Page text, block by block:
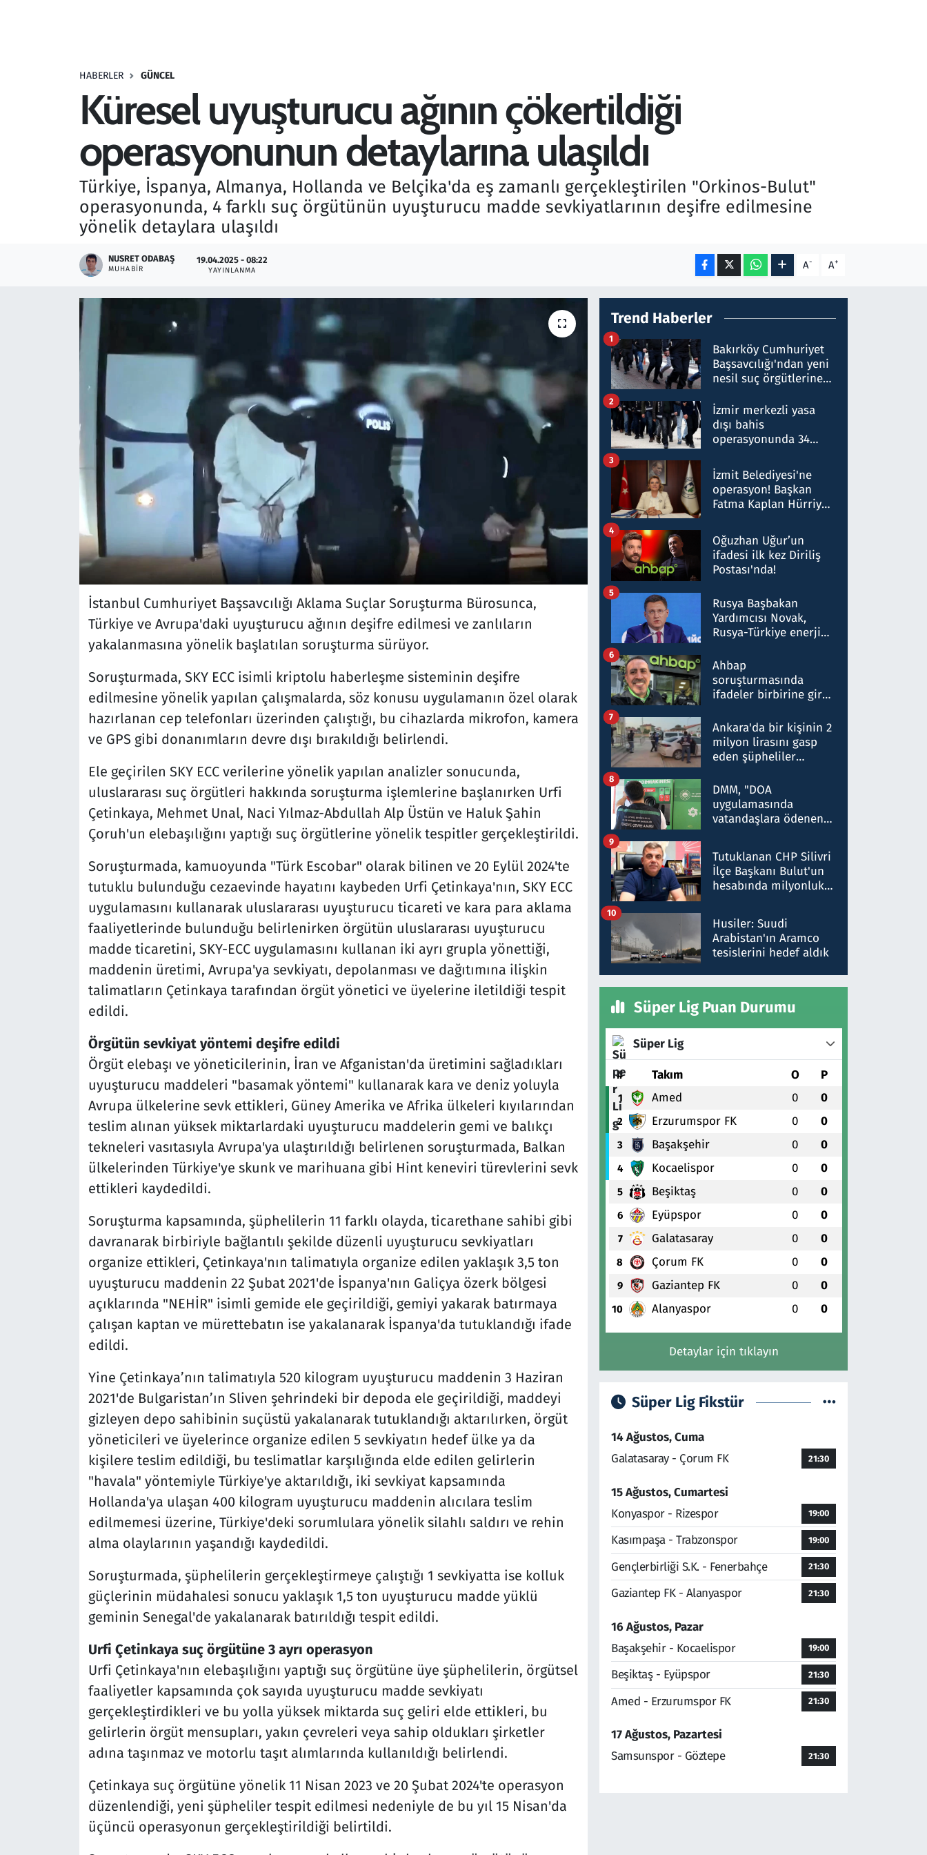
HABERLER GÜNCEL
Küresel uyuşturucu ağının çökertildiği
operasyonunun detaylarına ulaşıldı
Türkiye, İspanya, Almanya, Hollanda ve Belçika'da eş zamanlı gerçekleştirilen "Orkinos-Bulut"
operasyonunda, 4 farklı suç örgütünün uyuşturucu madde sevkiyatlarının deşifre edilmesine
yönelik detaylara ulaşıldı
NUSRET ODABAŞ
MUHABIR
19.04.2025 - 08:22
YAYINLANMA A- A+
İstanbul Cumhuriyet Başsavcılığı Aklama Suçlar Soruşturma Bürosunca,
Türkiye ve Avrupa'daki uyuşturucu ağının deşifre edilmesi ve zanlıların
yakalanmasına yönelik başlatılan soruşturma sürüyor.
Soruşturmada, SKY ECC isimli kriptolu haberleşme sisteminin deşifre
edilmesine yönelik yapılan çalışmalarda, söz konusu uygulamanın özel olarak
hazırlanan cep telefonları üzerinden çalıştığı, bu cihazlarda mikrofon, kamera
ve GPS gibi donanımların devre dışı bırakıldığı belirlendi.
Ele geçirilen SKY ECC verilerine yönelik yapılan analizler sonucunda,
uluslararası suç örgütleri hakkında soruşturma işlemlerine başlanırken Urfi
Çetinkaya, Mehmet Unal, Naci Yılmaz-Abdullah Alp Üstün ve Haluk Şahin
Çoruh'un elebaşılığını yaptığı suç örgütlerine yönelik tespitler gerçekleştirildi.
Soruşturmada, kamuoyunda "Türk Escobar" olarak bilinen ve 20 Eylül 2024'te
tutuklu bulunduğu cezaevinde hayatını kaybeden Urfi Çetinkaya'nın, SKY ECC
uygulamasını kullanarak uluslararası uyuşturucu ticareti ve kara para aklama
faaliyetlerinde bulunduğu belirlenirken örgütün uluslararası uyuşturucu
madde ticaretini, SKY-ECC uygulamasını kullanan iki ayrı grupla yönettiği,
maddenin üretimi, Avrupa'ya sevkiyatı, depolanması ve dağıtımına ilişkin
talimatların Çetinkaya tarafından örgüt yönetici ve üyelerine iletildiği tespit
edildi.
Örgütün sevkiyat yöntemi deşifre edildi
Örgüt elebaşı ve yöneticilerinin, İran ve Afganistan'da üretimini sağladıkları
uyuşturucu maddeleri "basamak yöntemi" kullanarak kara ve deniz yoluyla
Avrupa ülkelerine sevk ettikleri, Güney Amerika ve Afrika ülkeleri kıyılarından
teslim alınan yüksek miktarlardaki uyuşturucu maddelerin gemi ve balıkçı
tekneleri vasıtasıyla Avrupa'ya ulaştırıldığı belirlenen soruşturmada, Balkan
ülkelerinden Türkiye'ye skunk ve marihuana gibi Hint keneviri türevlerini sevk
ettikleri kaydedildi.
Soruşturma kapsamında, şüphelilerin 11 farklı olayda, ticarethane sahibi gibi
davranarak birbiriyle bağlantılı şekilde düzenli uyuşturucu sevkiyatları
organize ettikleri, Çetinkaya'nın talimatıyla organize edilen yaklaşık 3,5 ton
uyuşturucu maddenin 22 Şubat 2021'de İspanya'nın Galiçya özerk bölgesi
açıklarında "NEHİR" isimli gemide ele geçirildiği, gemiyi yakarak batırmaya
çalışan kaptan ve mürettebatın ise yakalanarak İspanya'da tutuklandığı ifade
edildi.
Yine Çetinkaya’nın talimatıyla 520 kilogram uyuşturucu maddenin 3 Haziran
2021'de Bulgaristan’ın Sliven şehrindeki bir depoda ele geçirildiği, maddeyi
gizleyen depo sahibinin suçüstü yakalanarak tutuklandığı aktarılırken, örgüt
yöneticileri ve üyelerince organize edilen 5 sevkiyatın hedef ülke ya da
kişilere teslim edildiği, bu teslimatlar karşılığında elde edilen gelirlerin
"havala" yöntemiyle Türkiye'ye aktarıldığı, iki sevkiyat kapsamında
Hollanda'ya ulaşan 400 kilogram uyuşturucu maddenin alıcılara teslim
edilmemesi üzerine, Türkiye'deki sorumlulara yönelik silahlı saldırı ve rehin
alma olaylarının yaşandığı kaydedildi.
Soruşturmada, şüphelilerin gerçekleştirmeye çalıştığı 1 sevkiyatta ise kolluk
güçlerinin müdahalesi sonucu yaklaşık 1,5 ton uyuşturucu madde yüklü
geminin Senegal'de yakalanarak batırıldığı tespit edildi.
Urfi Çetinkaya suç örgütüne 3 ayrı operasyon
Urfi Çetinkaya'nın elebaşılığını yaptığı suç örgütüne üye şüphelilerin, örgütsel
faaliyetler kapsamında çok sayıda uyuşturucu madde sevkiyatı
gerçekleştirdikleri ve bu yolla yüksek miktarda suç geliri elde ettikleri, bu
gelirlerin örgüt mensupları, yakın çevreleri veya sahip oldukları şirketler
adına taşınmaz ve motorlu taşıt alımlarında kullanıldığı belirlendi.
Çetinkaya suç örgütüne yönelik 11 Nisan 2023 ve 20 Şubat 2024'te operasyon
düzenlendiği, yeni şüpheliler tespit edilmesi nedeniyle de bu yıl 15 Nisan'da
üçüncü operasyonun gerçekleştirildiği belirtildi.
Trend Haberler
Bakırköy Cumhuriyet
Başsavcılığı'ndan yeni
nesil suç örgütlerine
hakkında gözaltı kararı
1
İzmir merkezli yasa
dışı bahis
operasyonunda 34
Milyar liralık para
trafiği tespit edildi
2
İzmit Belediyesi'ne
operasyon! Başkan
Fatma Kaplan Hürriyet
3
Oğuzhan Uğur’un
ifadesi ilk kez Diriliş
Postası'nda!
4
Rusya Başbakan
Yardımcısı Novak,
Rusya-Türkiye enerji
nitelikte olduğunu
belirtti
5
Ahbap
soruşturmasında
ifadeler birbirine girdi:
ifadelerinden ortaya
çıkan tablo şok etti
6
Ankara'da bir kişinin 2
milyon lirasını gasp
eden şüpheliler
7
DMM, "DOA
uygulamasında
vatandaşlara ödenen
düşürüldüğü" iddiasını
yalanladı
8
Tutuklanan CHP Silivri
İlçe Başkanı Bulut'un
hesabında milyonluk
talimat verdi, ben
gönderdim
9
Husiler: Suudi
Arabistan'ın Aramco
tesislerini hedef aldık
10
Süper Lig Puan Durumu
Süper Lig
# Takım O P
1 Amed 0 0
2 Erzurumspor FK 0 0
3 Başakşehir 0 0
4 Kocaelispor 0 0
5 Beşiktaş 0 0
6 Eyüpspor 0 0
7 Galatasaray 0 0
8 Çorum FK 0 0
9 Gaziantep FK 0 0
10 Alanyaspor 0 0
Detaylar için tıklayın
Süper Lig Fikstür
14 Ağustos, Cuma
Galatasaray - Çorum FK
21:30
15 Ağustos, Cumartesi
Konyaspor - Rizespor
19:00
Kasımpaşa - Trabzonspor 19:00
Gençlerbirliği S.K. - Fenerbahçe 21:30
Gaziantep FK - Alanyaspor 21:30
16 Ağustos, Pazar
Başakşehir - Kocaelispor
19:00
Beşiktaş - Eyüpspor 21:30
Amed - Erzurumspor FK 21:30
17 Ağustos, Pazartesi
Samsunspor - Göztepe
21:30
Televizyon